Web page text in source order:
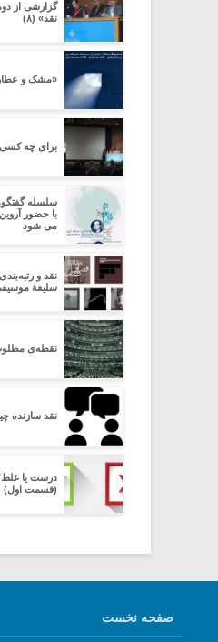
گزارشی از
نقد» (۸)
«مشک و
برای چه
سلسله
با حضور
می شود
نقد و
سلیقۀ موسیقی
نقطه‌ی مطلوب
نقد سازنده
درست یا غلط؟
(قسمت اول)
صفحه نخست